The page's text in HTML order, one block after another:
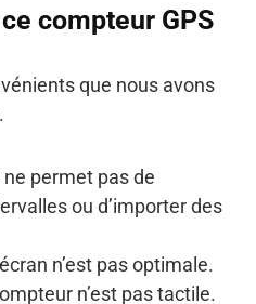
compteur GPS
que nous avons
ne permet pas de
ou d’importer des
n’est pas optimale.
n’est pas tactile.